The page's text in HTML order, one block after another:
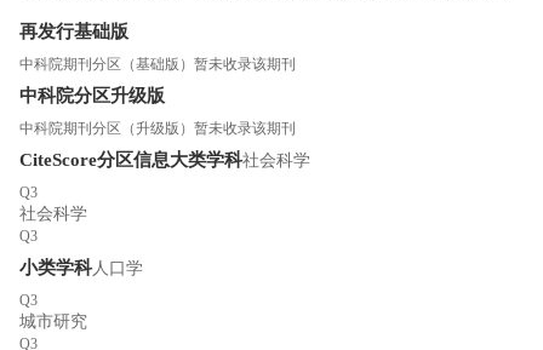
再发行基础版
中科院期刊分区（基础版）暂未收录该期刊
中科院分区升级版
中科院期刊分区（升级版）暂未收录该期刊
CiteScore分区信息大类学科社会科学
Q3
社会科学
Q3
小类学科人口学
Q3
城市研究
Q3